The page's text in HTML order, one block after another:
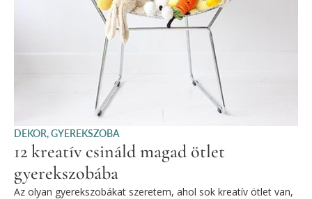
DEKOR,GYEREKSZOBA
12 kreatív csináld magad ötlet
gyerekszobába
Az olyan gyerekszobákat szeretem, ahol sok kreatív ötlet van,